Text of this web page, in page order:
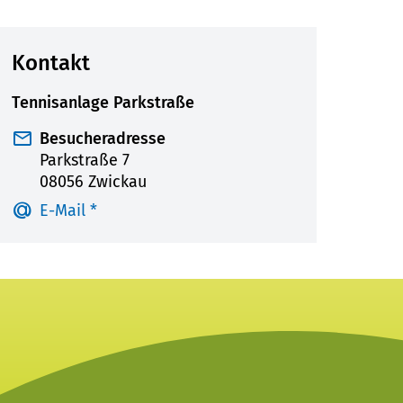
Kontakt
Tennisanlage Parkstraße
Besucheradresse
Parkstraße 7
08056 Zwickau
E-Mail *